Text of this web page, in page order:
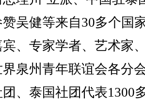
吴健等来自30多个国
宾、专家学者、艺术家
泉州青年联谊会各分
、泰国社团代表1300